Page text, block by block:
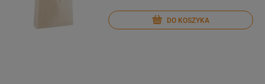
DO KOSZYKA